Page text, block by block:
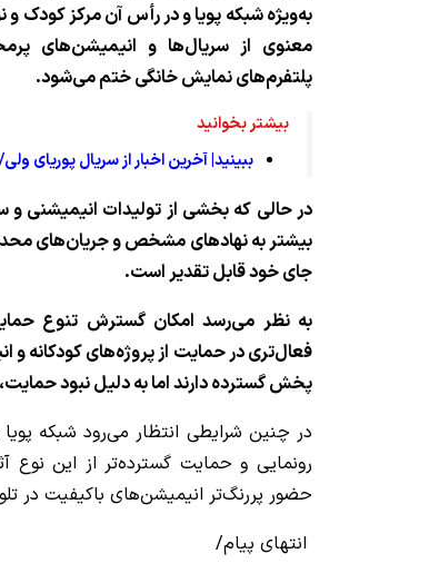
به‌ویژه شبکه پویا و در رأس آن مرکز کودک
معنوی از سریال‌ها و انیمیشن‌های
پلتفرم‌های نمایش خانگی ختم می‌شود.
بیشتر بخوانید
ببینید| آخرین اخبار از سریال
در حالی که بخشی از تولیدات انیمیشنی
بیشتر به نهادهای مشخص و جریان‌های
جای خود قابل تقدیر است.
به نظر می‌رسد امکان گسترش تنوع
فعال‌تری در حمایت از پروژه‌های کودکانه
پخش گسترده دارند اما به دلیل نبود
در چنین شرایطی انتظار می‌رود شبکه
رونمایی و حمایت گسترده‌تر از این نوع
حضور پررنگ‌تر انیمیشن‌های باکیفیت در
انتهای پیام/